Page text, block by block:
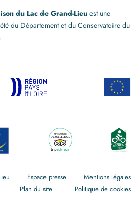
Nos partenaires
du Lac de Grand-Lieuest une
du Département et du Conservatoire du
Espace presse
Mentions légales
Plan du site
Politique de cookies